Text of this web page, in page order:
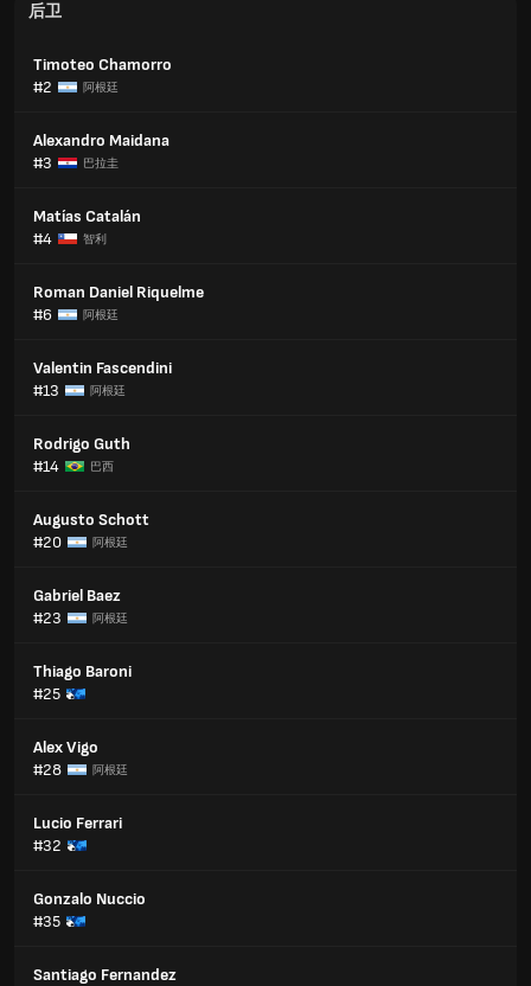
后卫
Timoteo Chamorro
#2
阿根廷
Alexandro Maidana
#3
巴拉圭
Matías Catalán
#4
智利
Roman Daniel Riquelme
#6
阿根廷
Valentin Fascendini
#13
阿根廷
Rodrigo Guth
#14
巴西
Augusto Schott
#20
阿根廷
Gabriel Baez
#23
阿根廷
Thiago Baroni
#25
Alex Vigo
#28
阿根廷
Lucio Ferrari
#32
Gonzalo Nuccio
#35
Santiago Fernandez